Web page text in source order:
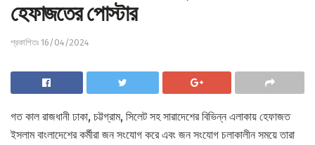
হেফাজতের পোস্টার
প্রকাশিতঃ 16/04/2024
গত কাল রাজধানী ঢাকা, চট্টগ্রাম, সিলেট সহ সারাদেশের বিভিন্ন এলাকায় হেফাজত
ইসলাম বাংলাদেশের কর্মীরা জন সংযোগ করে এবং জন সংযোগ চলাকালীন সময়ে তারা